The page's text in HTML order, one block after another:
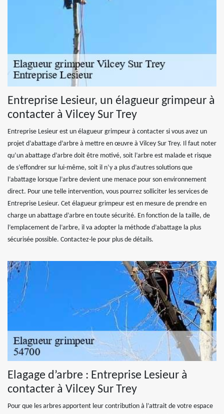
Entreprise Lesieur, un élagueur grimpeur à
contacter à Vilcey Sur Trey
Entreprise Lesieur est un élagueur grimpeur à contacter si vous avez un
projet d’abattage d’arbre à mettre en œuvre à Vilcey Sur Trey. Il faut noter
qu’un abattage d’arbre doit être motivé, soit l’arbre est malade et risque
de s’effondrer sur lui-même, soit il n’y a plus d’autres solutions que
l’abattage lorsque l’arbre devient une menace pour son environnement
direct. Pour une telle intervention, vous pourrez solliciter les services de
Entreprise Lesieur. Cet élagueur grimpeur est en mesure de prendre en
charge un abattage d’arbre en toute sécurité. En fonction de la taille, de
l’emplacement de l’arbre, il va adopter la méthode d’abattage la plus
sécurisée possible. Contactez-le pour plus de détails.
Elagage d’arbre : Entreprise Lesieur à
contacter à Vilcey Sur Trey
Pour que les arbres apportent leur contribution à l’attrait de votre espace